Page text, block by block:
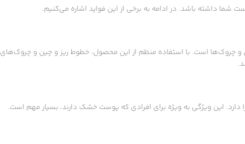
شما داشته باشد. در ادامه به برخی از این فواید اشاره می‌کنیم.
چروک‌ها است. با استفاده منظم از این محصول، خطوط ریز و چین و چروک‌های